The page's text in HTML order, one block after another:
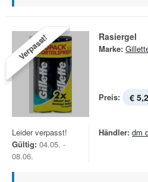
Verpasst! Rasiergel
Marke:
Preis: €
Leider verpasst!
Gültig: 04.05. -
08.06.
Händler: dm